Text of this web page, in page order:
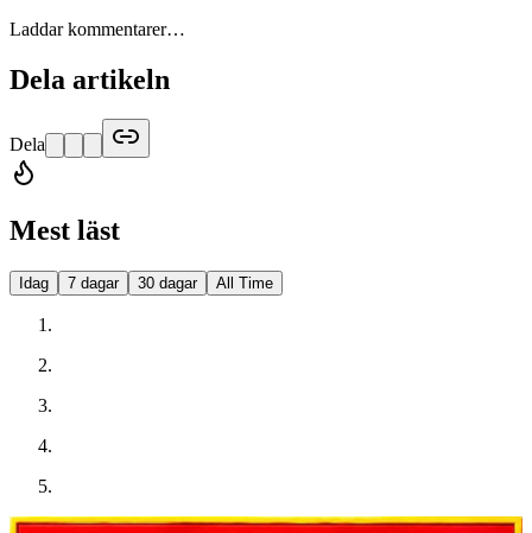
Laddar kommentarer…
Dela artikeln
Dela
Mest läst
Idag 7 dagar 30 dagar All Time